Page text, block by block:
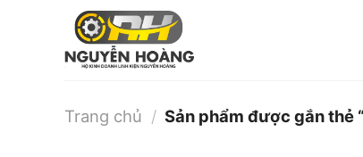
Trang chủ / Sản phẩm được gắn thẻ